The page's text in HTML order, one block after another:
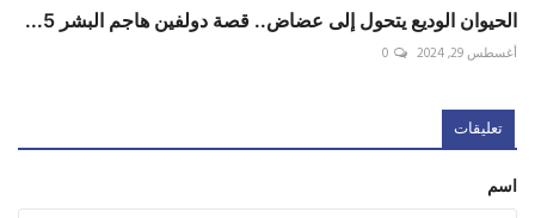
الحيوان الوديع يتحول إلى عضاض.. قصة دولفين هاجم البشر 5...
أغسطس 29, 2024 0
تعليقات
اسم